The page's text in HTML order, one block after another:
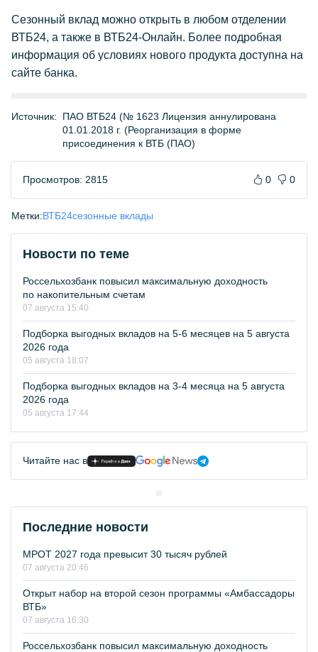
Сезонный вклад можно открыть в любом отделении
ВТБ24, а также в ВТБ24-Онлайн. Более подробная
информация об условиях нового продукта доступна на
сайте банка.
Источник:
ПАО ВТБ24 (№ 1623 Лицензия аннулирована
01.01.2018 г. (Реорганизация в форме
присоединения к ВТБ (ПАО)
Просмотров: 2815 0 0
Метки:ВТБ24сезонные вклады
Новости по теме
Россельхозбанк повысил максимальную доходность
по накопительным счетам
07 августа 15:40
Подборка выгодных вкладов на 5-6 месяцев на 5 августа
2026 года
05 августа 18:07
Подборка выгодных вкладов на 3-4 месяца на 5 августа
2026 года
05 августа 17:44
Читайте нас в
Последние новости
МРОТ 2027 года превысит 30 тысяч рублей
07 августа 20:46
Открыт набор на второй сезон программы «Амбассадоры
ВТБ»
07 августа 16:30
Россельхозбанк повысил максимальную доходность